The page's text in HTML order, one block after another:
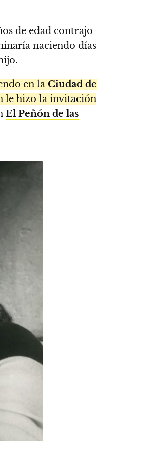
de edad contrajo
naciendo días
en la Ciudad de
le hizo la invitación
El Peñón de las